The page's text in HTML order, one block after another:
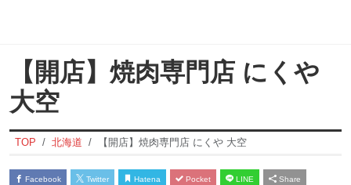
【開店】焼肉専門店 にくや
大空
TOP 北海道 【開店】焼肉専門店 にくや 大空
Facebook Twitter Hatena Pocket LINE Share